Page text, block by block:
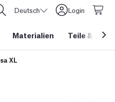
Deutsch Login
Materialien Teile &
XL